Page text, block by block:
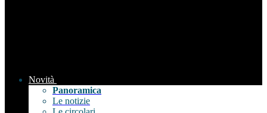
Novità
Panoramica
Le notizie